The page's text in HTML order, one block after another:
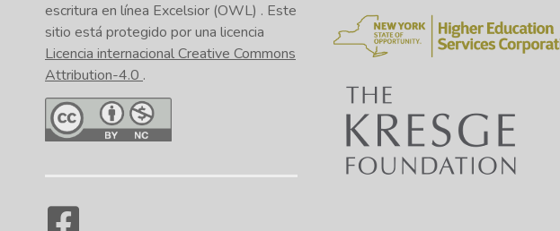
escritura en línea Excelsior (OWL) . Este
sitio está protegido por una licencia
Licencia internacional Creative Commons
Attribution-4.0 .